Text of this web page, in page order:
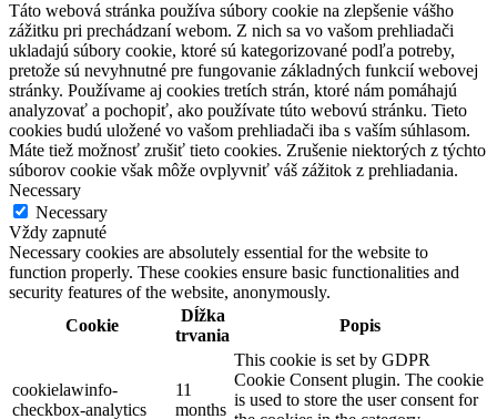
Táto webová stránka používa súbory cookie na zlepšenie vášho
zážitku pri prechádzaní webom. Z nich sa vo vašom prehliadači
ukladajú súbory cookie, ktoré sú kategorizované podľa potreby,
pretože sú nevyhnutné pre fungovanie základných funkcií webovej
stránky. Používame aj cookies tretích strán, ktoré nám pomáhajú
analyzovať a pochopiť, ako používate túto webovú stránku. Tieto
cookies budú uložené vo vašom prehliadači iba s vaším súhlasom.
Máte tiež možnosť zrušiť tieto cookies. Zrušenie niektorých z týchto
súborov cookie však môže ovplyvniť váš zážitok z prehliadania.
Necessary
Necessary
Vždy zapnuté
Necessary cookies are absolutely essential for the website to
function properly. These cookies ensure basic functionalities and
security features of the website, anonymously.
Cookie
Dĺžka
trvania
Popis
cookielawinfo-
checkbox-analytics
11
months
This cookie is set by GDPR
Cookie Consent plugin. The cookie
is used to store the user consent for